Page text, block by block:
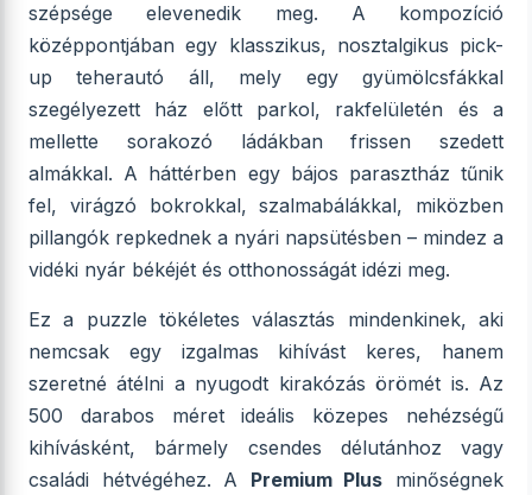
szépsége elevenedik meg. A kompozíció
középpontjában egy klasszikus, nosztalgikus pick-
up teherautó áll, mely egy gyümölcsfákkal
szegélyezett ház előtt parkol, rakfelületén és a
mellette sorakozó ládákban frissen szedett
almákkal. A háttérben egy bájos parasztház tűnik
fel, virágzó bokrokkal, szalmabálákkal, miközben
pillangók repkednek a nyári napsütésben – mindez a
vidéki nyár békéjét és otthonosságát idézi meg.
Ez a puzzle tökéletes választás mindenkinek, aki
nemcsak egy izgalmas kihívást keres, hanem
szeretné átélni a nyugodt kirakózás örömét is. Az
500 darabos méret ideális közepes nehézségű
kihívásként, bármely csendes délutánhoz vagy
családi hétvégéhez. A Premium Plus minőségnek